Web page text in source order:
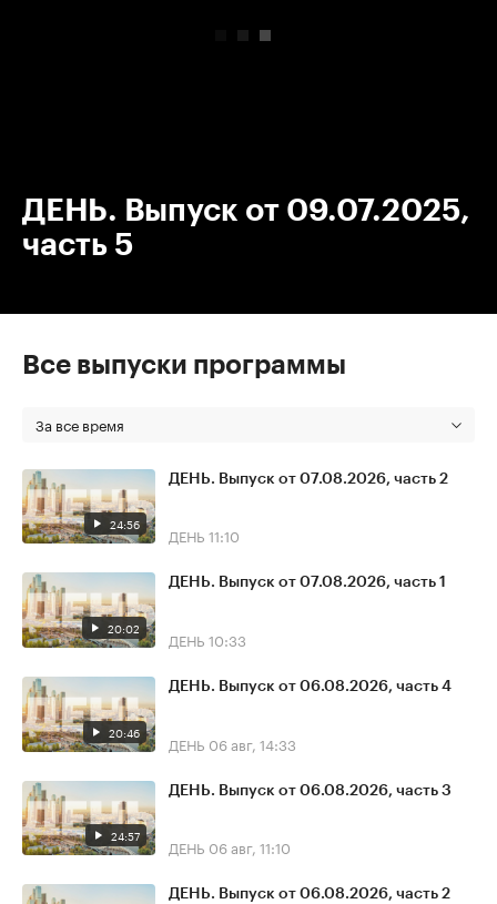
ДЕНЬ. Выпуск от 09.07.2025,
часть 5
Все выпуски программы
За все время
24:56
ДЕНЬ. Выпуск от 07.08.2026, часть 2
ДЕНЬ 11:10
20:02
ДЕНЬ. Выпуск от 07.08.2026, часть 1
ДЕНЬ 10:33
20:46
ДЕНЬ. Выпуск от 06.08.2026, часть 4
ДЕНЬ 06 авг, 14:33
24:57
ДЕНЬ. Выпуск от 06.08.2026, часть 3
ДЕНЬ 06 авг, 11:10
ДЕНЬ. Выпуск от 06.08.2026, часть 2